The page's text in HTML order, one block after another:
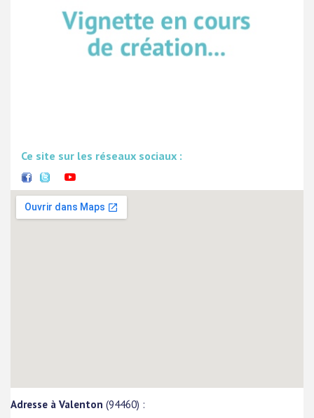
Ce site sur les réseaux sociaux :
Adresse à Valenton (94460) :